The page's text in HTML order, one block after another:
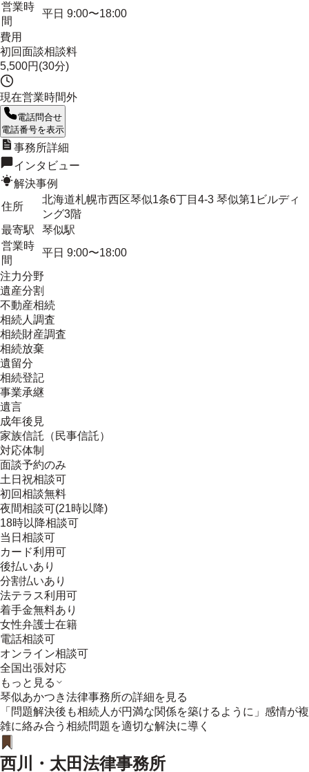
営業時
間
平日 9:00〜18:00
費用
初回面談相談料
5,500円(30分)
現在営業時間外
電話問合せ
電話番号を表示
事務所詳細
インタビュー
解決事例
住所
北海道札幌市西区琴似1条6丁目4-3 琴似第1ビルディ
ング3階
最寄駅
琴似駅
営業時
間
平日 9:00〜18:00
注力分野
遺産分割
不動産相続
相続人調査
相続財産調査
相続放棄
遺留分
相続登記
事業承継
遺言
成年後見
家族信託（民事信託）
対応体制
面談予約のみ
土日祝相談可
初回相談無料
夜間相談可(21時以降)
18時以降相談可
当日相談可
カード利用可
後払いあり
分割払いあり
法テラス利用可
着手金無料あり
女性弁護士在籍
電話相談可
オンライン相談可
全国出張対応
もっと見る
琴似あかつき法律事務所の詳細を見る
「問題解決後も相続人が円満な関係を築けるように」感情が複
雑に絡み合う相続問題を適切な解決に導く
西川・太田法律事務所